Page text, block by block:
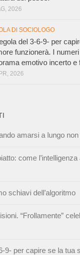
2026
DI SOCIOLOGO
del 3-6-9- per
funzionerà. I
emotivo incerto e
2026
amarsi a lungo
come
schiavi dell’algoritmo
“Frollamente”
9- per capire se la tua